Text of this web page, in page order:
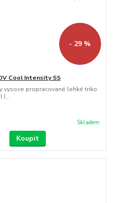
- 29 %
Cool Intensity SS
vysoce propracované lehké triko
I...
Skladem
Koupit